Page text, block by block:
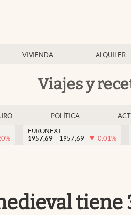
VIVIENDA ALQUILER
Viajes y
POLÍTICA
%
EURONEXT
1957,69
1957,69 -0.01%